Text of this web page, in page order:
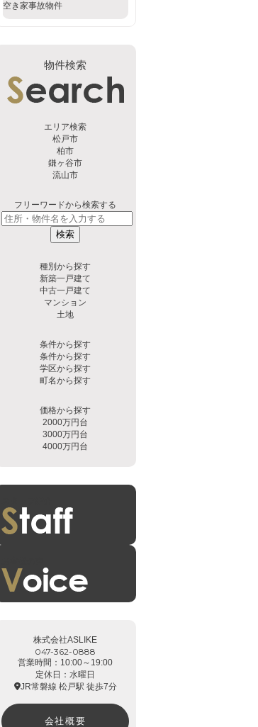
空き家事故物件
物件検索
エリア検索
松戸市
柏市
鎌ヶ谷市
流山市
フリーワードから検索する
検索
種別から探す
新築一戸建て
中古一戸建て
マンション
土地
条件から探す
条件から探す
学区から探す
町名から探す
価格から探す
2000万円台
3000万円台
4000万円台
株式会社ASLIKE
047-362-0888
営業時間：10:00～19:00
定休日：水曜日
JR常磐線 松戸駅 徒歩7分
会社概要